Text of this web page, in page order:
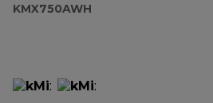
KMX750AWH